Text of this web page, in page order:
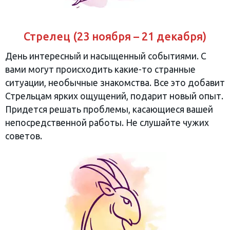
Стрелец (23 ноября – 21 декабря)
День интересный и насыщенный событиями. С
вами могут происходить какие-то странные
ситуации, необычные знакомства. Все это добавит
Стрельцам ярких ощущений, подарит новый опыт.
Придется решать проблемы, касающиеся вашей
непосредственной работы. Не слушайте чужих
советов.